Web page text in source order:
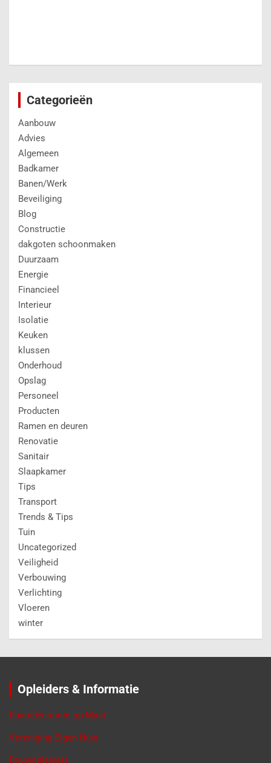
Categorieën
Aanbouw
Advies
Algemeen
Badkamer
Banen/Werk
Beveiliging
Blog
Constructie
dakgoten schoonmaken
Duurzaam
Energie
Financieel
Interieur
Isolatie
Keuken
klussen
Onderhoud
Opslag
Personeel
Producten
Ramen en deuren
Renovatie
Sanitair
Slaapkamer
Tips
Transport
Trends & Tips
Tuin
Uncategorized
Veiligheid
Verbouwing
Verlichting
Vloeren
winter
Opleiders & Informatie
Raamdecoratie op Maat
Vereniging Eigen Huis
Bouwopleiders